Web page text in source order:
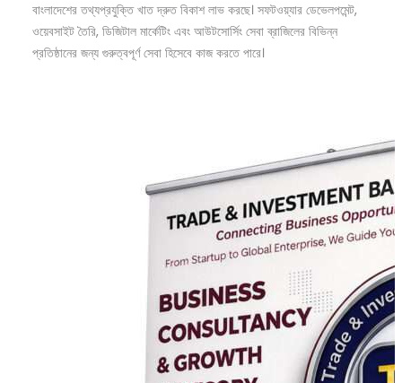
বাংলাদেশের তথ্যপ্রযুক্তি খাত দ্রুত বিকাশ লাভ করছে। সফটওয়্যার ডেভেলপমেন্ট,
ওয়েবসাইট তৈরি, ডিজিটাল মার্কেটিং এবং আউটসোর্সিং সেবা ব্রাজিলের বিভিন্ন
প্রতিষ্ঠানের জন্য গুরুত্বপূর্ণ সেবা হিসেবে কাজ করতে পারে।